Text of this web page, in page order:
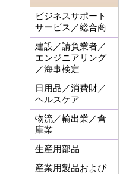
ビジネスサポート
サービス／総合商
建設／請負業者／
エンジニアリング
／海事検定
日用品／消費財／
ヘルスケア
物流／輸出業／倉
庫業
生産用部品
産業用製品および